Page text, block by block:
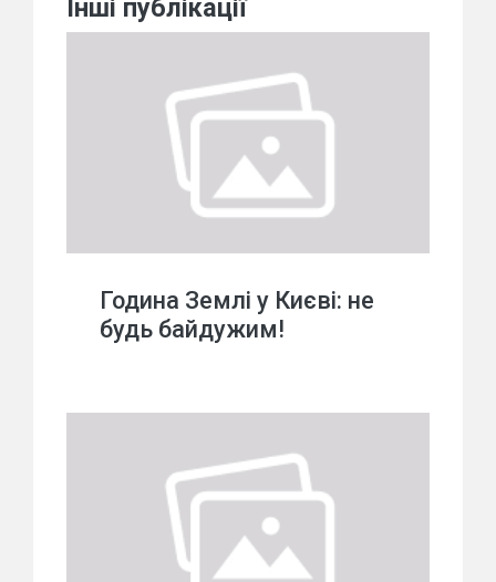
Інші публікації
Година Землі у Києві: не
будь байдужим!